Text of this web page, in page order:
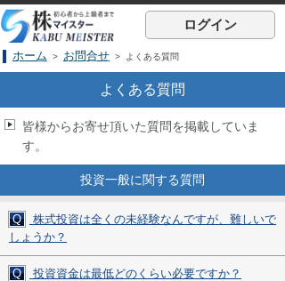
ログイン
ホーム > お問合せ > よくある質問
よくある質問
皆様からお寄せ頂いた質問を掲載していま
す。
投資一般に関する質問
Q
株式投資は全くの未経験なんですが、難しいで
しょうか？
Q 投資資金は最低どのくらい必要ですか？